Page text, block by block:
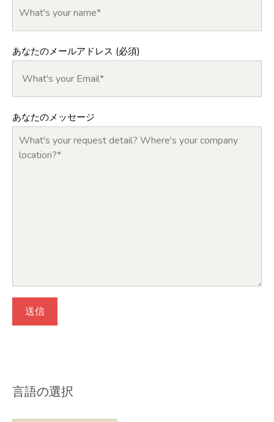
あなたのメールアドレス (必須)
あなたのメッセージ
言語の選択